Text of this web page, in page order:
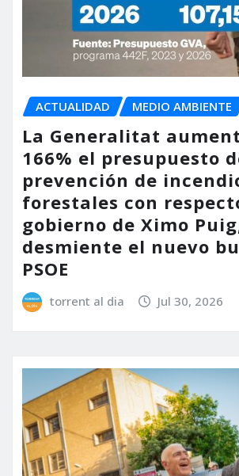
ACTUALIDAD MEDIO AMBIENTE
La Generalitat
166% el presupuesto
prevención de
forestales con
gobierno de Ximo
desmiente el nuevo
PSOE
torrent al dia Jul 30, 2026